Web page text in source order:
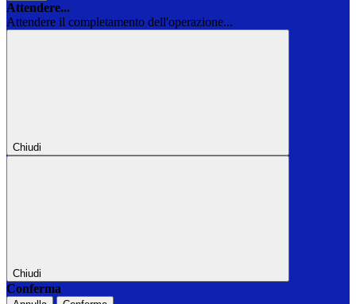
Attendere...
Attendere il completamento dell'operazione...
Chiudi
Chiudi
Conferma